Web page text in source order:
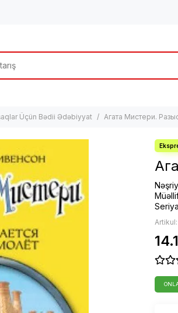
Üçün Bədii Ədəbiyyat Агата Мистери.
Artikul: